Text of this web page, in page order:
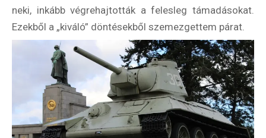
neki, inkább végrehajtották a felesleg támadásokat.
Ezekből a „kiváló” döntésekből szemezgettem párat.